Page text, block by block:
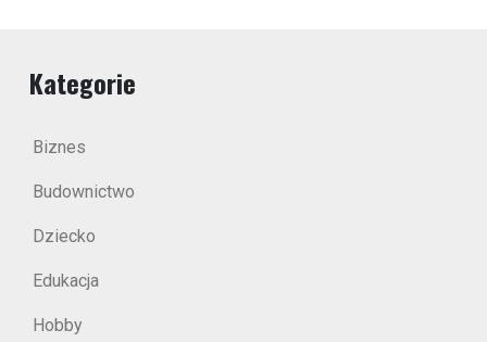
Kategorie
Biznes
Budownictwo
Dziecko
Edukacja
Hobby